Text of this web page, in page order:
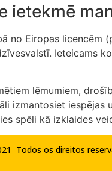
ietekmē
no Eiropas licencēm
Ieteicams
lēmumiem,
izmantosiet iespējas
spēli kā izklaides
Todos os direitos